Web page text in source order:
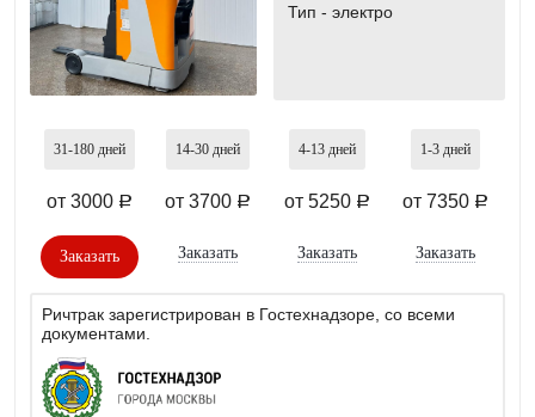
Тип - электро
31-180 дней
от 3000 a
Заказать
14-30 дней
от 3700 a
Заказать
4-13 дней
от 5250 a
Заказать
1-3 дней
от 7350 a
Заказать
Ричтрак зарегистрирован в Гостехнадзоре, со всеми
документами.